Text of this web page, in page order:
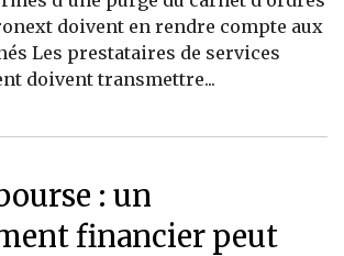
doivent en rendre compte aux
Les prestataires de services
doivent transmettre...
: un
financier peut